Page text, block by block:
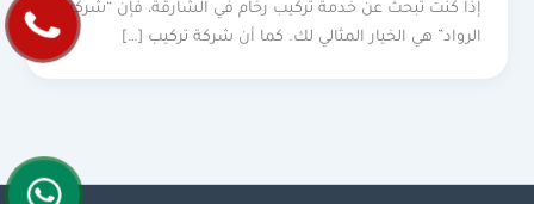
إذا كنت تبحث عن خدمة تركيب رخام في الشارقة، فإن “شركة
الرواد” هي الخيار المثالي لك. كما أن شركة تركيب […]